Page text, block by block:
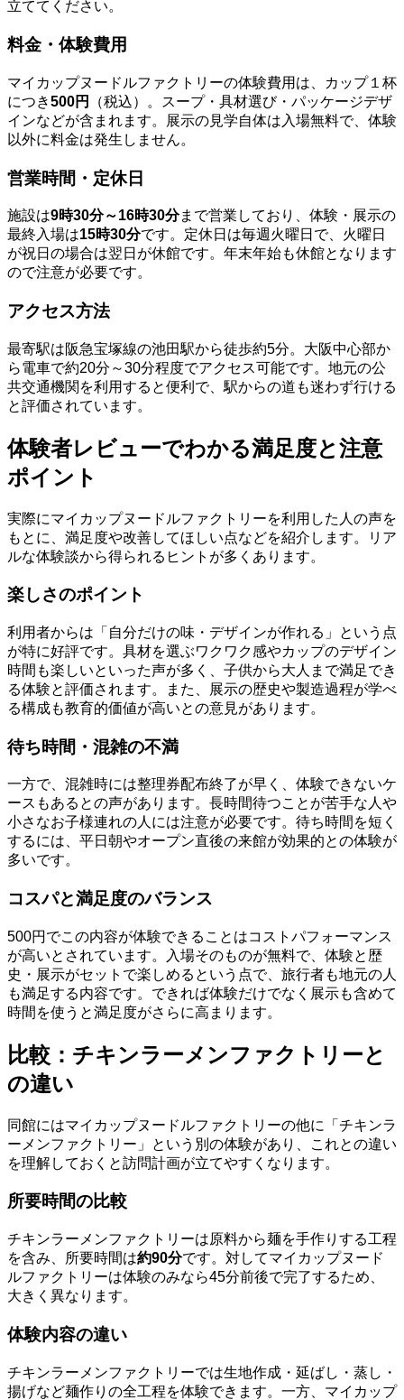
立ててください。
料金・体験費用
マイカップヌードルファクトリーの体験費用は、カップ１杯
につき500円
（税込）。スープ・具材選び・パッケージデザ
インなどが含まれます。展示の見学自体は入場無料で、体験
以外に料金は発生しません。
営業時間・定休日
施設は9時30分～16時30分まで営業しており、体験・展示の
最終入場は15時30分です。定休日は毎週火曜日で、火曜日
が祝日の場合は翌日が休館です。年末年始も休館となります
ので注意が必要です。
アクセス方法
最寄駅は阪急宝塚線の池田駅から徒歩約5分。大阪中心部か
ら電車で約20分～30分程度でアクセス可能です。地元の公
共交通機関を利用すると便利で、駅からの道も迷わず行ける
と評価されています。
体験者レビューでわかる満足度と注意
ポイント
実際にマイカップヌードルファクトリーを利用した人の声を
もとに、満足度や改善してほしい点などを紹介します。リア
ルな体験談から得られるヒントが多くあります。
楽しさのポイント
利用者からは「自分だけの味・デザインが作れる」という点
が特に好評です。具材を選ぶワクワク感やカップのデザイン
時間も楽しいといった声が多く、子供から大人まで満足でき
る体験と評価されます。また、展示の歴史や製造過程が学べ
る構成も教育的価値が高いとの意見があります。
待ち時間・混雑の不満
一方で、混雑時には整理券配布終了が早く、体験できないケ
ースもあるとの声があります。長時間待つことが苦手な人や
小さなお子様連れの人には注意が必要です。待ち時間を短く
するには、平日朝やオープン直後の来館が効果的との体験が
多いです。
コスパと満足度のバランス
500円でこの内容が体験できることはコストパフォーマンス
が高いとされています。入場そのものが無料で、体験と歴
史・展示がセットで楽しめるという点で、旅行者も地元の人
も満足する内容です。できれば体験だけでなく展示も含めて
時間を使うと満足度がさらに高まります。
比較：チキンラーメンファクトリーと
の違い
同館にはマイカップヌードルファクトリーの他に「チキンラ
ーメンファクトリー」という別の体験があり、これとの違い
を理解しておくと訪問計画が立てやすくなります。
所要時間の比較
チキンラーメンファクトリーは原料から麺を手作りする工程
を含み、所要時間は約90分です。対してマイカップヌード
ルファクトリーは体験のみなら45分前後で完了するため、
大きく異なります。
体験内容の違い
チキンラーメンファクトリーでは生地作成・延ばし・蒸し・
揚げなど麺作りの全工程を体験できます。一方、マイカップ